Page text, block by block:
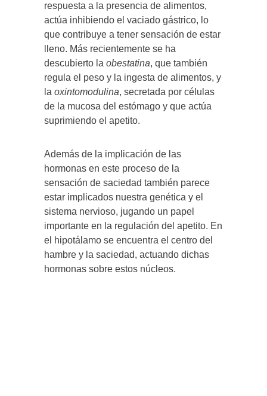
respuesta a la presencia de alimentos,
actúa inhibiendo el vaciado gástrico, lo
que contribuye a tener sensación de estar
lleno. Más recientemente se ha
descubierto la obestatina, que también
regula el peso y la ingesta de alimentos, y
la oxintomodulina, secretada por células
de la mucosa del estómago y que actúa
suprimiendo el apetito.
Además de la implicación de las
hormonas en este proceso de la
sensación de saciedad también parece
estar implicados nuestra genética y el
sistema nervioso, jugando un papel
importante en la regulación del apetito. En
el hipotálamo se encuentra el centro del
hambre y la saciedad, actuando dichas
hormonas sobre estos núcleos.